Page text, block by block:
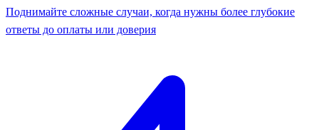
Поднимайте сложные случаи, когда нужны более глубокие
ответы до оплаты или доверия